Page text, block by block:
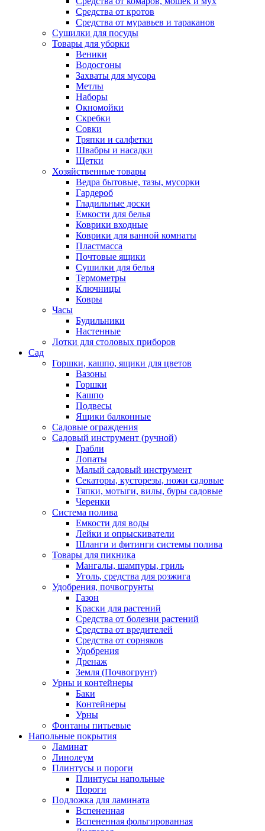
Средства от кротов
Средства от муравьев и тараканов
Сушилки для посуды
Товары для уборки
Веники
Водосгоны
Захваты для мусора
Метлы
Наборы
Окномойки
Скребки
Совки
Тряпки и салфетки
Швабры и насадки
Щетки
Хозяйственные товары
Ведра бытовые, тазы, мусорки
Гардероб
Гладильные доски
Емкости для белья
Коврики входные
Коврики для ванной комнаты
Пластмасса
Почтовые ящики
Сушилки для белья
Термометры
Ключницы
Ковры
Часы
Будильники
Настенные
Лотки для столовых приборов
Сад
Горшки, кашпо, ящики для цветов
Вазоны
Горшки
Кашпо
Подвесы
Ящики балконные
Садовые ограждения
Садовый инструмент (ручной)
Грабли
Лопаты
Малый садовый инструмент
Секаторы, кусторезы, ножи садовые
Тяпки, мотыги, вилы, буры садовые
Черенки
Система полива
Емкости для воды
Лейки и опрыскиватели
Шланги и фитинги системы полива
Товары для пикника
Мангалы, шампуры, гриль
Уголь, средства для розжига
Удобрения, почвогрунты
Газон
Краски для растений
Средства от болезни растений
Средства от вредителей
Средства от сорняков
Удобрения
Дренаж
Земля (Почвогрунт)
Урны и контейнеры
Баки
Контейнеры
Урны
Фонтаны питьевые
Напольные покрытия
Ламинат
Линолеум
Плинтусы и пороги
Плинтусы напольные
Пороги
Подложка для ламината
Вспененная
Вспененная фольгированная